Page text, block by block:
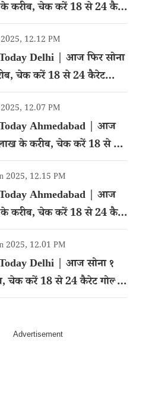
के करीब, चेक करें 18 से 24 कैरेट
12.12 PM
Delhi | आज फिर सोना
चेक करें 18 से 24 कैरेट
12.07 PM
Ahmedabad | आज
के करीब, चेक करें 18 से 24
रेट
2025, 12.15 PM
Ahmedabad | आज
के करीब, चेक करें 18 से 24 कैरेट
2025, 12.01 PM
Delhi | आज सोना १
चेक करें 18 से 24 कैरेट गोल्ड